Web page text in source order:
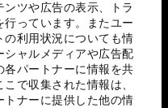
ンツや広告の表示、トラ
行っています。またユー
の利用状況についても情
シャルメディアや広告配
各パートナーに情報を共
で収集された情報は、
トナーに提供した他の情